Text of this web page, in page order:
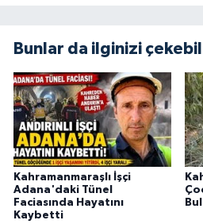
Bunlar da ilginizi
Kahramanmaraşlı İşçi
Adana'daki Tünel
Faciasında Hayatını
Kaybetti